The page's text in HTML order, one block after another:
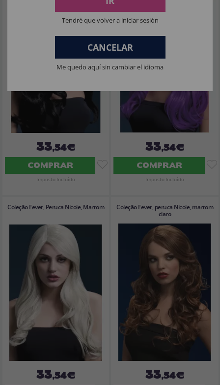
33,54€
COMPRAR
Imposto Incluído
33,54€
COMPRAR
Imposto Incluído
Coleção Fever, Peruca Nicole, Marrom
33,54€
Coleção Fever, peruca Nicole, marrom
claro
33,54€
Tendré que volver a iniciar sesión
CANCELAR
Me quedo aquí sin cambiar el idioma